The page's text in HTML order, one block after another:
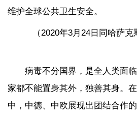
维护全球公共卫生安全。
（2020年3月24日同哈萨
病毒不分国界，是全人类面
家都不能置身其外，独善其身。
中，中德、中欧展现出团结合作